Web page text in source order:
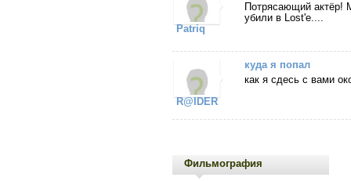
Patriq
Потрясающий актёр!
убили в Lost'е....
R@IDER
куда я попал
как я сдесь с вами
Фильмография